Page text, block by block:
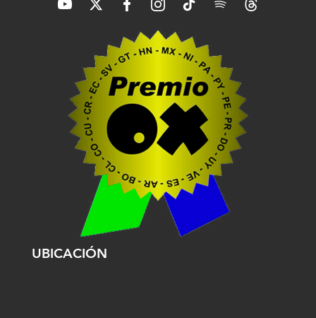
UBICACIÓN